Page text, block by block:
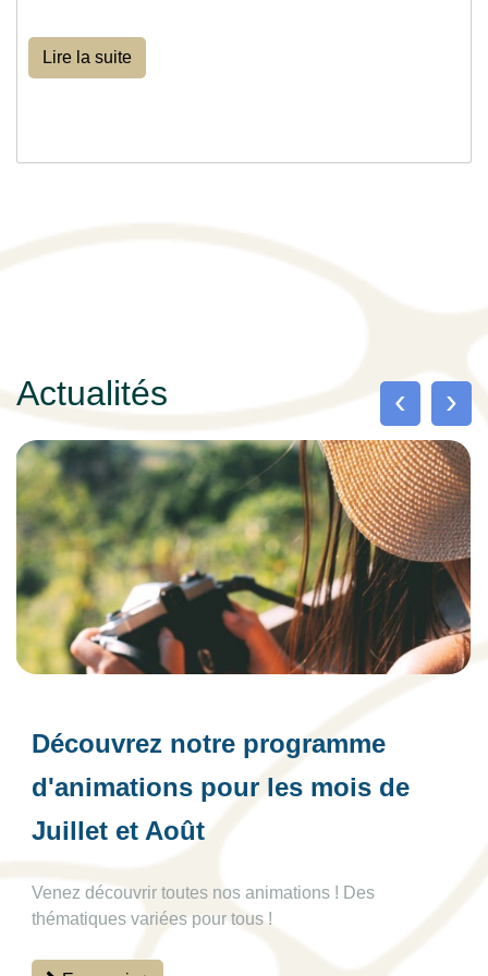
Lire la suite
Actualités
Découvrez notre programme
d'animations pour les mois de
Juillet et Août
Venez découvrir toutes nos animations ! Des
thématiques variées pour tous !
‹ ›